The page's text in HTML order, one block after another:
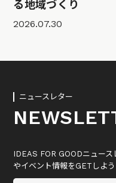
る地域づくり
2026.07.30
ニュースレター
IDEAS FOR GOODニュース
やイベント情報をGETしよう